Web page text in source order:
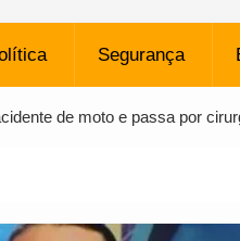
sem restrições e pode
o Vasco
SpaceX Colide com a Lua
Afirma a Nasa
Segurança
de moto e passa por